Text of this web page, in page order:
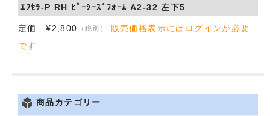
ｴﾌｾﾗ-P RH ﾋﾟｰｼｰｽﾞﾌｫｰﾑ A2-32 左下5
定価 ¥2,800 （税別）
販売価格表示にはログインが必要
です
商品カテゴリー